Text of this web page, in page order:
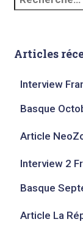
Articles
Interview
Basque
Article
Interview 2
Basque
Article La